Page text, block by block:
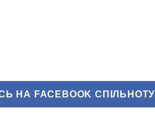
НА FACEBOOK СПІЛЬНОТУ